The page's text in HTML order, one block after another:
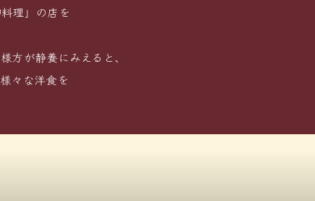
理」の店を
方が静養にみえると、
々な洋食を